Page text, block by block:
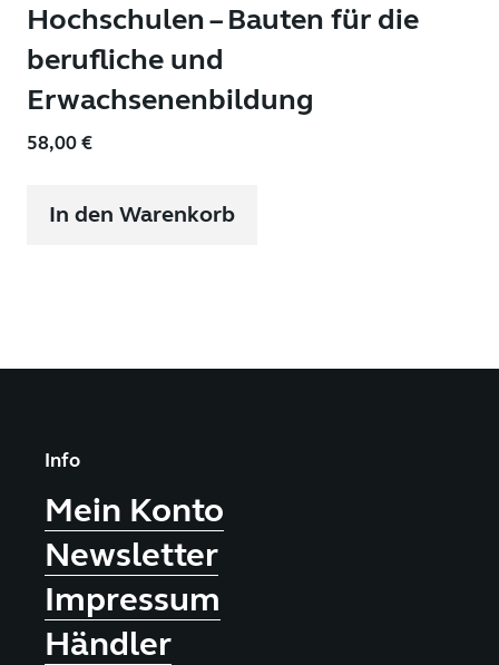
Hochschulen – Bauten für die
berufliche und
Erwachsenenbildung
58,00€
In den Warenkorb
Info
Mein Konto
Newsletter
Impressum
Händler